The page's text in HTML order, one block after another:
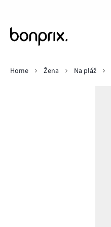
Home
Žena Na pláž